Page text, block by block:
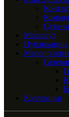
Маршрут
Публикации
Коллекции